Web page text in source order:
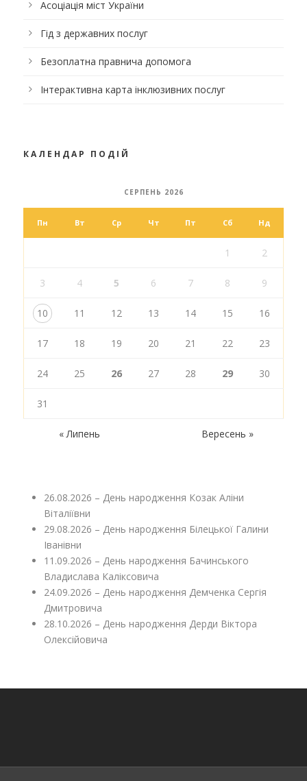
Асоціація міст України
Гід з державних послуг
Безоплатна правнича допомога
Інтерактивна карта інклюзивних послуг
КАЛЕНДАР ПОДІЙ
СЕРПЕНЬ 2026
Пн Вт Ср Чт Пт Сб Нд
1 2
3 4 5 6 7 8 9
10 11 12 13 14 15 16
17 18 19 20 21 22 23
24 25 26 27 28 29 30
31
« Липень Вересень »
26.08.2026 – День народження Козак Аліни
Віталіївни
29.08.2026 – День народження Білецької Галини
Іванівни
11.09.2026 – День народження Бачинського
Владислава Каліксовича
24.09.2026 – День народження Демченка Сергія
Дмитровича
28.10.2026 – День народження Дерди Віктора
Олексійовича